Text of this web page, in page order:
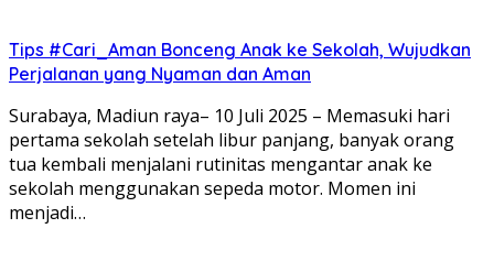
Tips #Cari_Aman Bonceng Anak ke Sekolah, Wujudkan
Perjalanan yang Nyaman dan Aman
Surabaya, Madiun raya– 10 Juli 2025 – Memasuki hari
pertama sekolah setelah libur panjang, banyak orang
tua kembali menjalani rutinitas mengantar anak ke
sekolah menggunakan sepeda motor. Momen ini
menjadi…